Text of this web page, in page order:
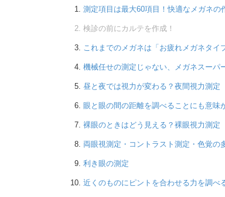
測定項目は最大60項目！快適なメガネの
検診の前にカルテを作成！
これまでのメガネは「お疲れメガネタイ
機械任せの測定じゃない、メガネスーパ
昼と夜では視力が変わる？夜間視力測定
眼と眼の間の距離を調べることにも意味
裸眼のときはどう見える？裸眼視力測定
両眼視測定・コントラスト測定・色覚の
利き眼の測定
近くのものにピントを合わせる力を調べ